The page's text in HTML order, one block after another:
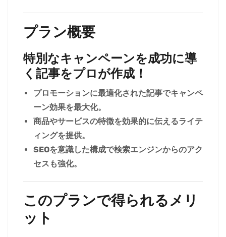
プラン概要
特別なキャンペーンを成功に導
く記事をプロが作成！
プロモーションに最適化された記事でキャンペ
ーン効果を最大化。
商品やサービスの特徴を効果的に伝えるライテ
ィングを提供。
SEOを意識した構成で検索エンジンからのアク
セスも強化。
このプランで得られるメリ
ット